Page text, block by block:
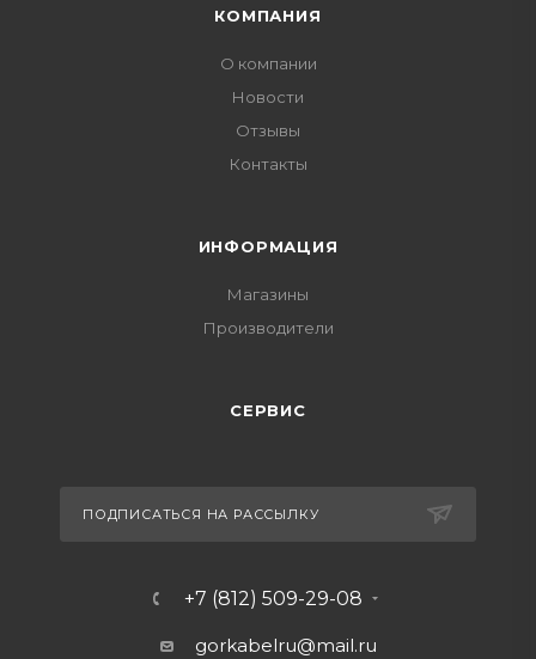
КОМПАНИЯ
О компании
Новости
Отзывы
Контакты
ИНФОРМАЦИЯ
Магазины
Производители
СЕРВИС
ПОДПИСАТЬСЯ НА РАССЫЛКУ
+7 (812) 509-29-08
gorkabelru@mail.ru